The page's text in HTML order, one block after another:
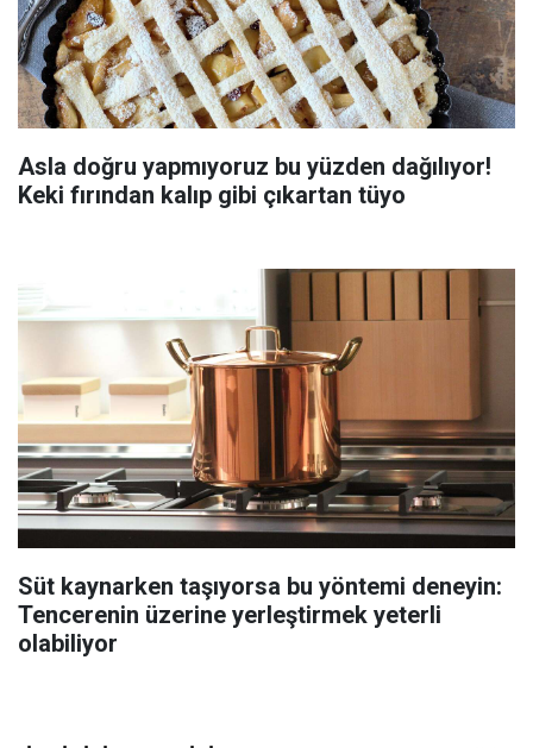
Asla doğru yapmıyoruz bu yüzden dağılıyor!
Keki fırından kalıp gibi çıkartan tüyo
Süt kaynarken taşıyorsa bu yöntemi deneyin:
Tencerenin üzerine yerleştirmek yeterli
olabiliyor